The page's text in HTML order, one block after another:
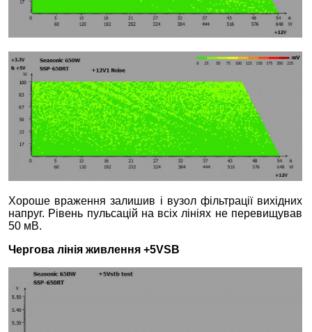
Хороше враження залишив і вузол фільтрації вихідних
напруг. Рівень пульсацій на всіх лініях не перевищував
50 мВ.
Чергова лінія живлення +5VSB